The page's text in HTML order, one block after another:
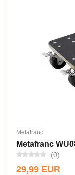
Metafranc
Metafranc
(0)
29,99 EUR